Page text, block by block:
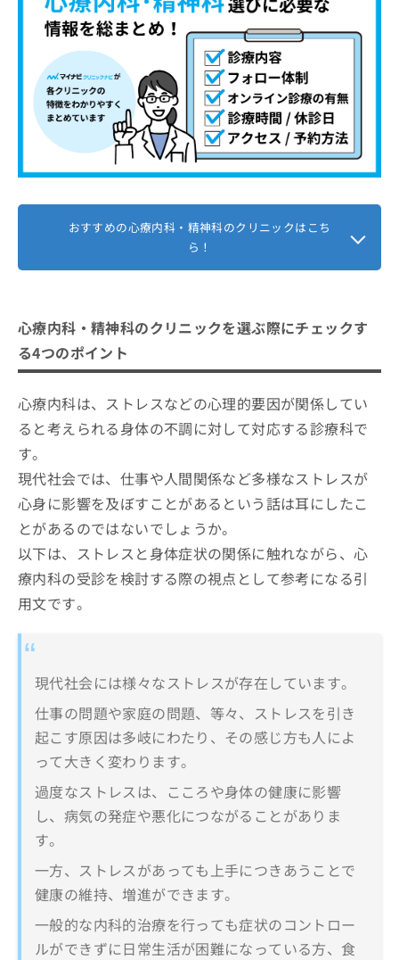
おすすめの心療内科・精神科のクリニックはこち
ら！
心療内科・精神科のクリニックを選ぶ際にチェックす
る4つのポイント
心療内科は、ストレスなどの心理的要因が関係してい
ると考えられる身体の不調に対して対応する診療科で
す。
現代社会では、仕事や人間関係など多様なストレスが
心身に影響を及ぼすことがあるという話は耳にしたこ
とがあるのではないでしょうか。
以下は、ストレスと身体症状の関係に触れながら、心
療内科の受診を検討する際の視点として参考になる引
用文です。
現代社会には様々なストレスが存在しています。
仕事の問題や家庭の問題、等々、ストレスを引き
起こす原因は多岐にわたり、その感じ方も人によ
って大きく変わります。
過度なストレスは、こころや身体の健康に影響
し、病気の発症や悪化につながることがありま
す。
一方、ストレスがあっても上手につきあうことで
健康の維持、増進ができます。
一般的な内科的治療を行っても症状のコントロー
ルができずに日常生活が困難になっている方、食